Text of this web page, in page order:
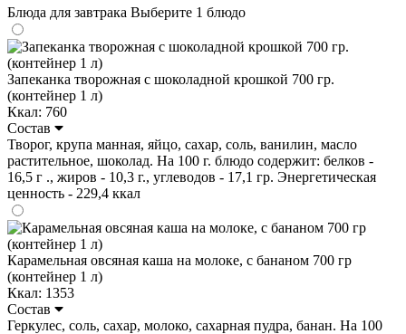
Блюда для завтрака Выберите 1 блюдо
Запеканка творожная с шоколадной крошкой 700 гр.
(контейнер 1 л)
Ккал: 760
Состав
Творог, крупа манная, яйцо, сахар, соль, ванилин, масло
растительное, шоколад. На 100 г. блюдо содержит: белков -
16,5 г ., жиров - 10,3 г., углеводов - 17,1 гр. Энергетическая
ценность - 229,4 ккал
Карамельная овсяная каша на молоке, с бананом 700 гр
(контейнер 1 л)
Ккал: 1353
Состав
Геркулес, соль, сахар, молоко, сахарная пудра, банан. На 100